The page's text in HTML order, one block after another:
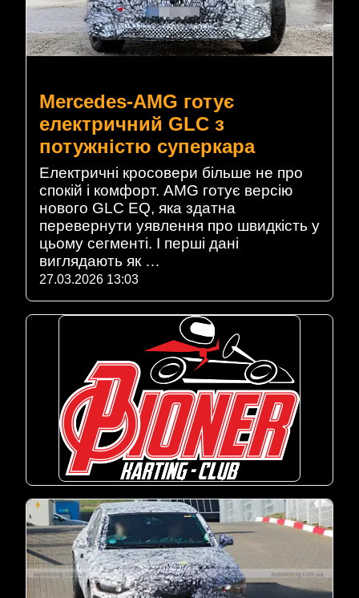
Mercedes-AMG готує
електричний GLC з
потужністю суперкара
Електричні кросовери більше не про
спокій і комфорт. AMG готує версію
нового GLC EQ, яка здатна
перевернути уявлення про швидкість у
цьому сегменті. І перші дані
виглядають як …
27.03.2026 13:03